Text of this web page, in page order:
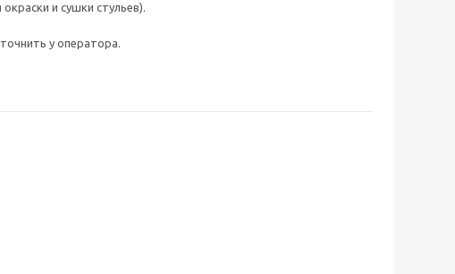
и сушки стульев).
у оператора.